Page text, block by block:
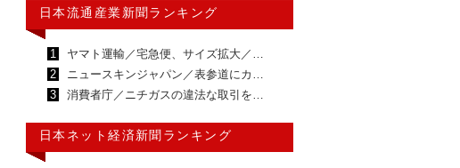
日本流通産業新聞ランキング
1
ヤマト運輸／宅急便、サイズ拡大／…
2
ニュースキンジャパン／表参道にカ…
3
消費者庁／ニチガスの違法な取引を…
日本ネット経済新聞ランキング